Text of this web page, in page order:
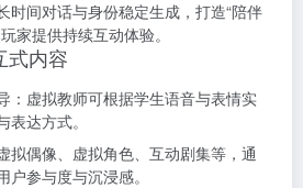
时间对话与身份稳定生成，打造“陪伴
家提供持续互动体验。
式内容
：虚拟教师可根据学生语音与表情实
表达方式。
拟偶像、虚拟角色、互动剧集等，通
户参与度与沉浸感。